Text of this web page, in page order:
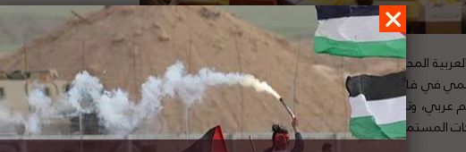
المحتلة بالجامعة سعيد أبو علي، قرار الدائرة التمهيدية
في فلسطين تتويجاً للجهود الدبلوماسية التي بذلتها دولة
وتضامن المؤسسات الدولية الصديقة، لتحقيق العدالة
المستمرة بحقه. لتفاصيل الخبر ومصدره الأصلي،هنا